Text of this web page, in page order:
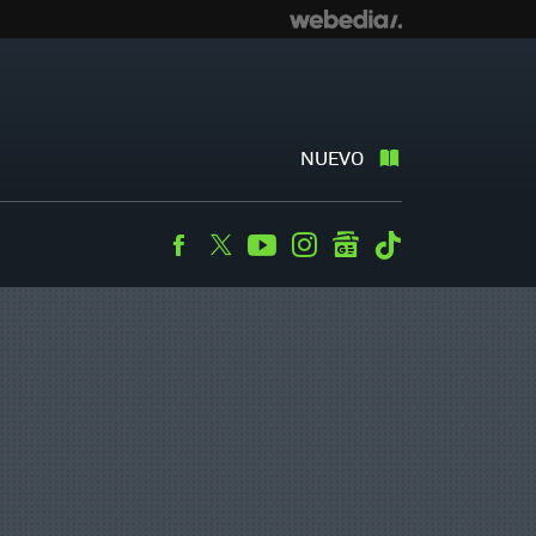
NUEVO
Facebook
TwitterYoutubeInstagramgooglenews